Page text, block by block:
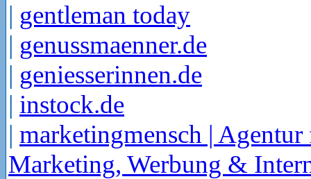
| gentleman today
| genussmaenner.de
| geniesserinnen.de
| instock.de
| marketingmensch | Agentur
Marketing, Werbung &